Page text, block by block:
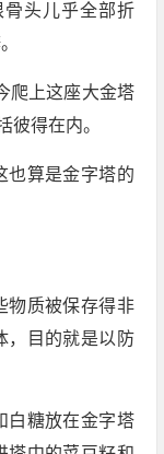
头儿乎全部折
爬上这座大金塔
彼得在内。
也算是金字塔的
物质被保存得非
，目的就是以防
白糖放在金字塔